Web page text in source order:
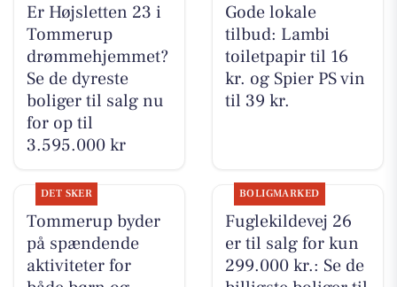
Er Højsletten 23 i
Tommerup
drømmehjemmet?
Se de dyreste
boliger til salg nu
for op til
3.595.000 kr
Gode lokale
tilbud: Lambi
toiletpapir til 16
kr. og Spier PS vin
til 39 kr.
DET SKER
Tommerup byder
på spændende
aktiviteter for
BOLIGMARKED
Fuglekildevej 26
er til salg for kun
299.000 kr.: Se de